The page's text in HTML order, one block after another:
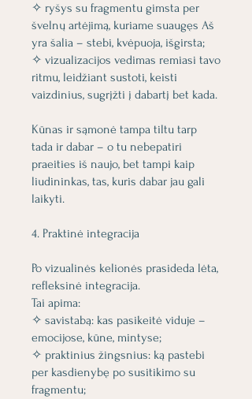
✧ ryšys su fragmentu gimsta per
švelnų artėjimą, kuriame suaugęs Aš
yra šalia – stebi, kvėpuoja, išgirsta;
✧ vizualizacijos vedimas remiasi tavo
ritmu, leidžiant sustoti, keisti
vaizdinius, sugrįžti į dabartį bet kada.
Kūnas ir sąmonė tampa tiltu tarp
tada ir dabar – o tu nebepatiri
praeities iš naujo, bet tampi kaip
liudininkas, tas, kuris dabar jau gali
laikyti.
4. Praktinė integracija
Po vizualinės kelionės prasideda lėta,
refleksinė integracija.
Tai apima:
✧ savistabą: kas pasikeitė viduje –
emocijose, kūne, mintyse;
✧ praktinius žingsnius: ką pastebi
per kasdienybę po susitikimo su
fragmentu;